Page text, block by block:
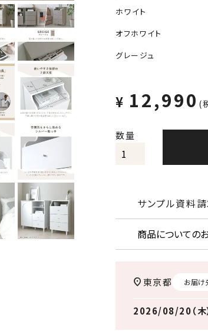
ホワイト
オフホワイト
グレージュ
¥ 12,990
サンプル資料
商品についての
2026/08/20（木
東京都 お届け